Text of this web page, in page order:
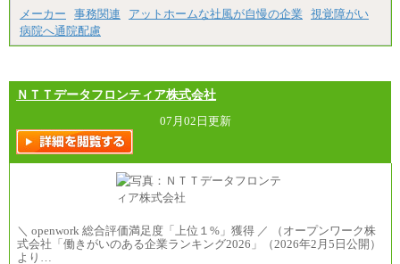
ます。
メーカー
事務関連 アットホームな社風が自慢の企業
視覚障がい
病院へ通院配慮
ＮＴＴデータフロンティア株式会社
07月02日更新
＼ openwork 総合評価満足度「上位１%」獲得 ／ （オープンワーク株
式会社「働きがいのある企業ランキング2026」（2026年2月5日公開）
より…